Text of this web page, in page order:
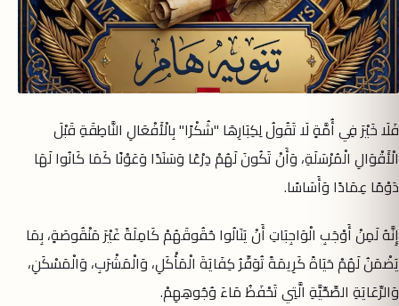
فَلَا خَيْرَ فِي أُمَّةٍ لَا تَقُولُ لِكِبَارِهَا "شُكْرًا" بِالْأَفْعَالِ النَّاطِقَةِ قَبْلَ
الْأَقْوَالِ الْمُرْسَلَةِ، وَأَنْ تَكُونَ لَهُمْ دِرْعًا وَسَنَدًا وَعَوْنًا كَمَا كَانُوا لَهَا
دَوْمًا عِمَادًا وَأَسَاسًا.
إِنَّهُ لَمِنْ أَوْجَبِ الْوَاجِبَاتِ أَنْ يَنَالُوا حُقُوقَهُمْ كَامِلَةً غَيْرَ مَنْقُوصَةٍ، بِمَا
يَضْمَنُ لَهُمْ حَيَاةً كَرِيمَةً تُوَفِّرُ كِفَايَةَ الْمَأْكَلِ، وَالْمَشْرَبِ، وَالْمَسْكَنِ،
وَالرِّعَايَةِ الصِّحِّيَّةِ الَّتِي تَحْفَظُ مَاءَ وُجُوهِهِمْ.